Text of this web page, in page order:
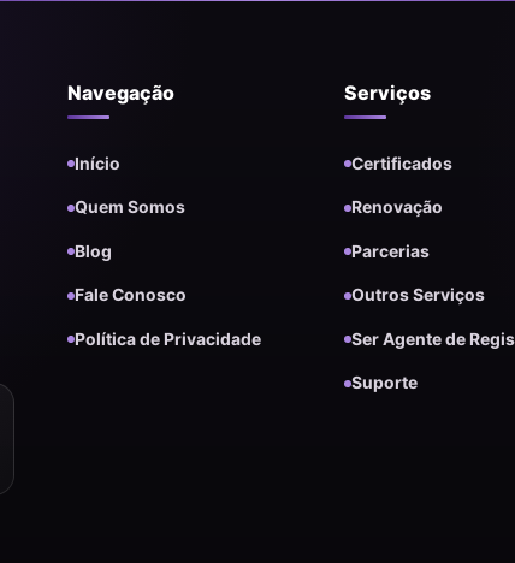
Navegação
Início
Quem Somos
Blog
Fale Conosco
Política de Privacidade
Serviços
Certificados
Renovação
Parcerias
Outros Serviços
Ser Agente de
Suporte